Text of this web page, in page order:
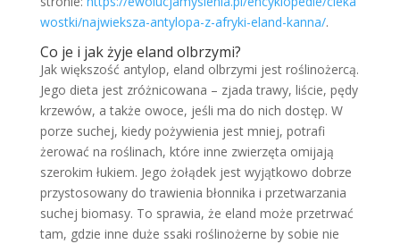
wostki/najwieksza-antylopa-z-afryki-eland-kanna/.
Co je i jak żyje eland olbrzymi?
Jak większość antylop, eland olbrzymi jest roślinożercą.
Jego dieta jest zróżnicowana – zjada trawy, liście, pędy
krzewów, a także owoce, jeśli ma do nich dostęp. W
porze suchej, kiedy pożywienia jest mniej, potrafi
żerować na roślinach, które inne zwierzęta omijają
szerokim łukiem. Jego żołądek jest wyjątkowo dobrze
przystosowany do trawienia błonnika i przetwarzania
suchej biomasy. To sprawia, że eland może przetrwać
tam, gdzie inne duże ssaki roślinożerne by sobie nie